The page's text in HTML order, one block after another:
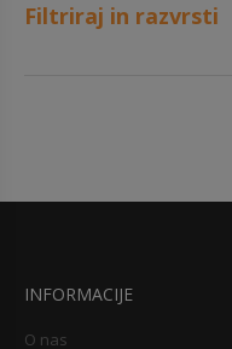
Filtriraj in razvrsti
INFORMACIJE
O nas